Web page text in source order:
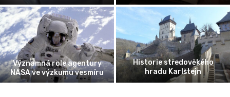
Významná role agentury
NASA ve výzkumu vesmíru
Historie středověkého
hradu Karlštejn